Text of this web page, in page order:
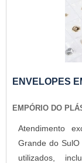
ENVELOPES
EMPÓRIO DO
Atendimento
Grande do
utilizados,